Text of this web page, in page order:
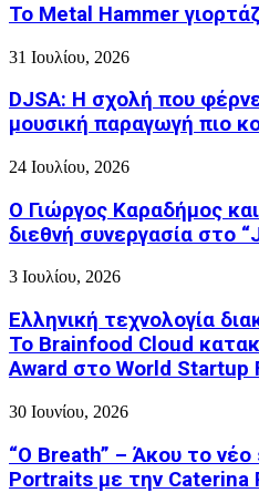
Το Metal Hammer
31 Ιουλίου, 2026
DJSA: Η σχολή που
μουσική παραγωγή πιο
24 Ιουλίου, 2026
Ο Γιώργος Καραδήμος
διεθνή συνεργασία στο
3 Ιουλίου, 2026
Ελληνική τεχνολογία
Το Brainfood Cloud
Award στο World Startup
30 Ιουνίου, 2026
“O Breath” – Άκου το
Portraits με την Caterina